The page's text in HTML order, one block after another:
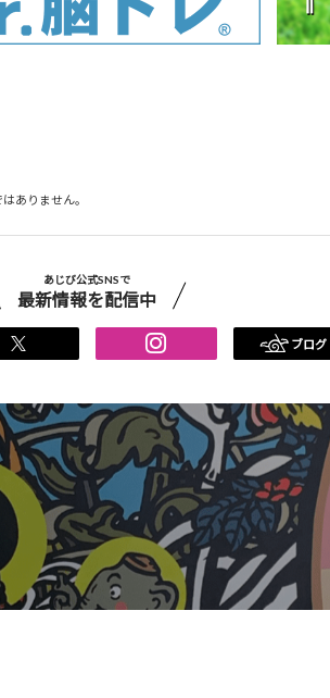
ありません。
あじび公式SNSで
最新情報を配信中
ブログ